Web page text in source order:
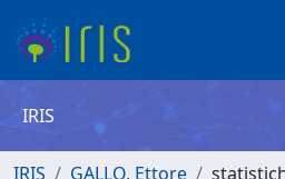
IRIS
IRIS GALLO, Ettore